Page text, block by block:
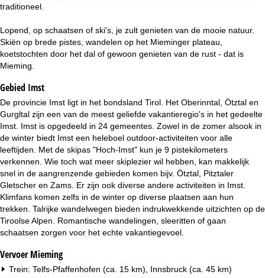
i
n
a
traditioneel.
Lopend, op schaatsen of ski's, je zult genieten van de mooie natuur.
Skiën op brede pistes, wandelen op het Mieminger plateau,
koetstochten door het dal of gewoon genieten van de rust - dat is
Mieming.
Gebied Imst
De provincie Imst ligt in het bondsland Tirol. Het Oberinntal, Ötztal en
Gurgltal zijn een van de meest geliefde vakantieregio's in het gedeelte
Imst. Imst is opgedeeld in 24 gemeentes. Zowel in de zomer alsook in
de winter biedt Imst een heleboel outdoor-activiteiten voor alle
leeftijden. Met de skipas "Hoch-Imst" kun je 9 pistekilometers
verkennen. Wie toch wat meer skiplezier wil hebben, kan makkelijk
snel in de aangrenzende gebieden komen bijv. Ötztal, Pitztaler
Gletscher en Zams. Er zijn ook diverse andere activiteiten in Imst.
Klimfans komen zelfs in de winter op diverse plaatsen aan hun
trekken. Talrijke wandelwegen bieden indrukwekkende uitzichten op de
Tiroolse Alpen. Romantische wandelingen, sleeritten of gaan
schaatsen zorgen voor het echte vakantiegevoel.
Vervoer Mieming
Trein: Telfs-Pfaffenhofen (ca. 15 km), Innsbruck (ca. 45 km)